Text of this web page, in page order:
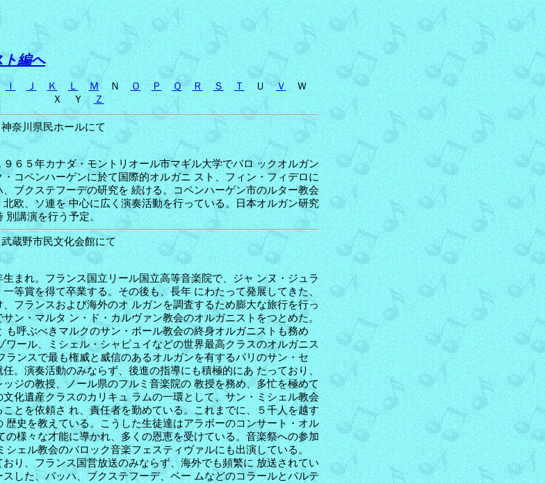
ト編へ
Ｉ Ｊ Ｋ Ｌ ＭＮＯ Ｐ Ｑ Ｒ Ｓ ＴＵＶ Ｗ
Ｘ ＹＺ
奈川県民ホールにて
６５年カナダ・モントリオール市マギル大学でバロ ックオルガン
コペンハーゲンに於て国際的オルガニ スト、フィン・フィデロに
ブクステフーデの研究を 続ける。コペンハーゲン市のルター教会
欧、ソ連を 中心に広く演奏活動を行っている。日本オルガン研究
別講演を行う予定。
蔵野市民文化会館にて
まれ。フランス国立リール国立高等音楽院で、ジャ ンヌ・ジュラ
等賞を得て卒業する。その後も、長年 にわたって発展してきた、
フランスおよび海外のオ ルガンを調査するため膨大な旅行を行っ
ン・マルタ ン・ド・カルヴァン教会のオルガニストをつとめた。
も呼ぶべきマルクのサン・ポール教会の終身オルガニストも務め
ワール、ミシェル・シャピュイなどの世界最高クラスのオルガニス
ランスで最も権威と威信のあるオルガンを有するパリのサン・セ
。演奏活動のみならず、後進の指導にも積極的にあ たっており、
ジの教授、ノール県のフルミ音楽院の 教授を務め、多忙を極めて
化遺産クラスのカリキュ ラムの一環として、サン・ミシェル教会
とを依頼さ れ、責任者を勤めている。これまでに、５千人を越す
歴史を教えている。こうした生徒達はアラボーのコンサート・オル
の様々な才能に導かれ、多くの恩恵を受けている。音楽祭への参加
シェル教会のバロック音楽フェスティヴァルにも出演している。
り、フランス国営放送のみならず、海外でも頻繁に 放送されてい
した、バッハ、ブクステフーデ、ベー ムなどのコラールとパルテ